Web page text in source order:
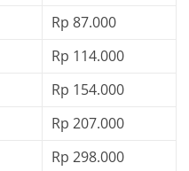
Rp 87.000
Rp 114.000
Rp 154.000
Rp 207.000
Rp 298.000